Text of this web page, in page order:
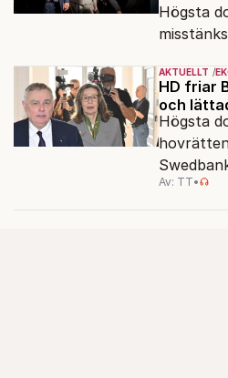
Högsta
AKTUELLT
HD friar
och
Högsta
Av: TT•